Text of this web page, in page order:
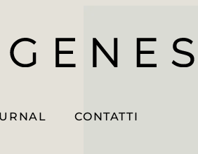
CONTATTI